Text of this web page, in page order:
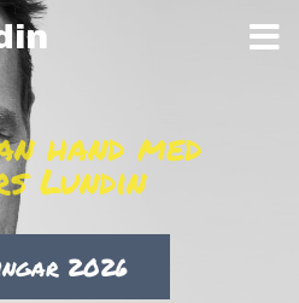
2026
2026
hand med
Lundin
2026
2026